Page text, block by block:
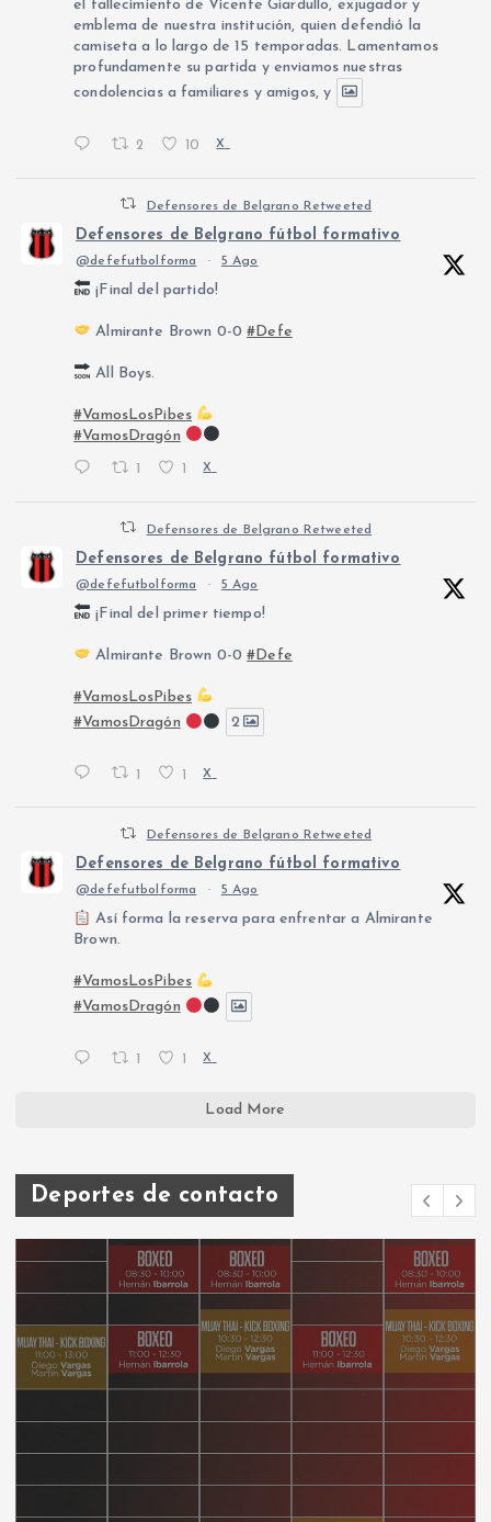
el fallecimiento de Vicente Giardullo, exjugador y
emblema de nuestra institución, quien defendió la
camiseta a lo largo de 15 temporadas. Lamentamos
profundamente su partida y enviamos nuestras
condolencias a familiares y amigos, y
2 10 X
Defensores de Belgrano Retweeted
Defensores de Belgrano fútbol formativo
@defefutbolforma · 5 Ago
¡Final del partido!
Almirante Brown 0-0#Defe
All Boys.
#VamosLosPibes
#VamosDragón
1 1 X
Defensores de Belgrano Retweeted
Defensores de Belgrano fútbol formativo
@defefutbolforma · 5 Ago
¡Final del primer tiempo!
Almirante Brown 0-0#Defe
#VamosLosPibes
#VamosDragón
2
1 1 X
Defensores de Belgrano Retweeted
Defensores de Belgrano fútbol formativo
@defefutbolforma · 5 Ago
Así forma la reserva para enfrentar a Almirante
Brown.
#VamosLosPibes
#VamosDragón
1 1 X
Load More
Deportes de contacto